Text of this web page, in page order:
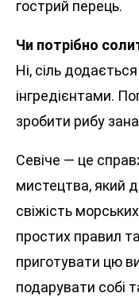
гострий перець.
Чи потрібно
Ні, сіль
інгредієнтами.
зробити рибу
Севіче — це
мистецтва, який
свіжість
простих правил
приготувати цю
подарувати собі